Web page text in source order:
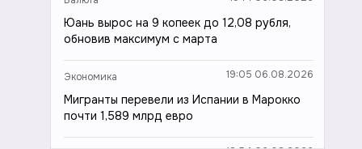
Юань вырос на 9 копеек до 12,08 рубля,
обновив максимум с марта
Экономика 19:05 06.08.2026
Мигранты перевели из Испании в Марокко
почти 1,589 млрд евро